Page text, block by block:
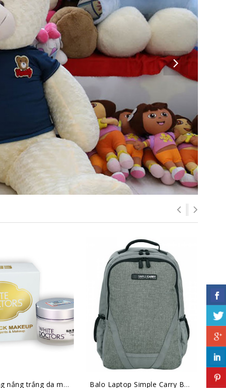
Kem chống nắng trắng da mặt White Doctors - Sunblock Makeup Balo Laptop Simple Carry B2B02 B.GREY